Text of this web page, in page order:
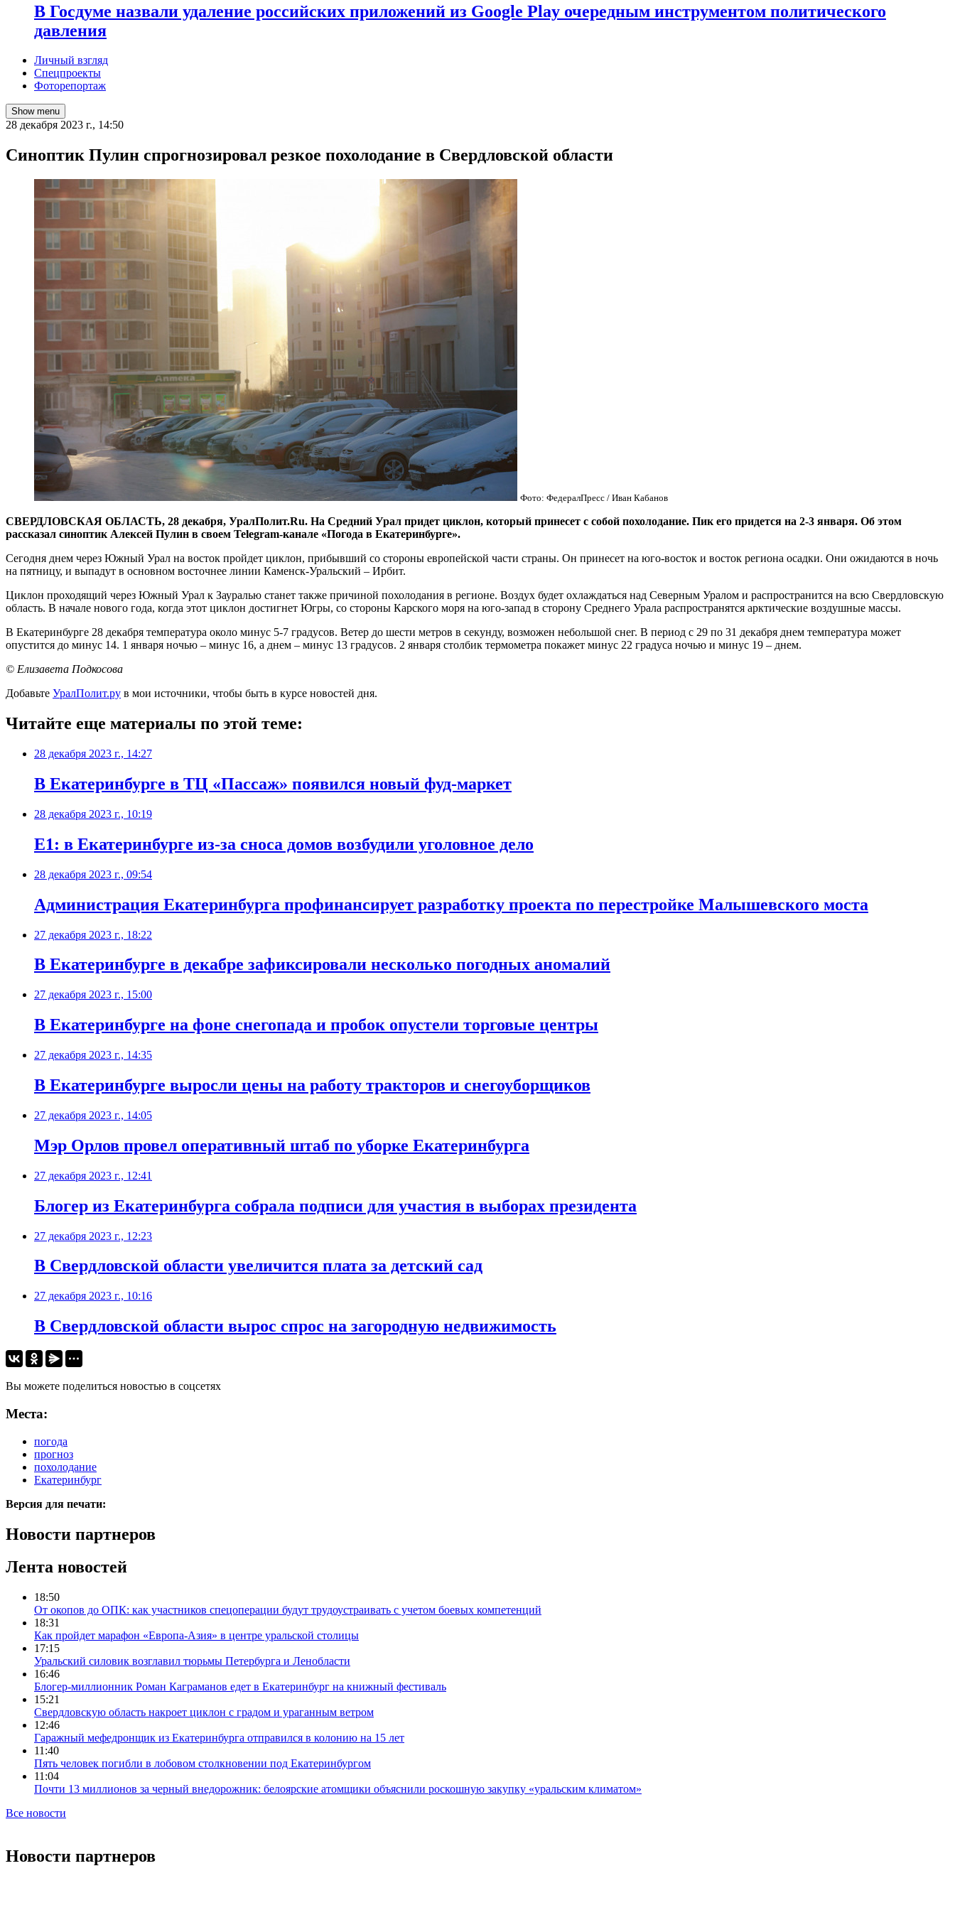
В Госдуме назвали удаление российских приложений из Google Play очередным инструментом политического
давления
Личный взгляд
Спецпроекты
Фоторепортаж
Show menu
28 декабря 2023 г., 14:50
Синоптик Пулин спрогнозировал резкое похолодание в Свердловской области
Фото: ФедералПресс / Иван Кабанов
СВЕРДЛОВСКАЯ ОБЛАСТЬ, 28 декабря, УралПолит.Ru. На Средний Урал придет циклон, который принесет с собой похолодание. Пик его придется на 2-3 января. Об этом
рассказал синоптик Алексей Пулин в своем Telegram-канале «Погода в Екатеринбурге».
Сегодня днем через Южный Урал на восток пройдет циклон, прибывший со стороны европейской части страны. Он принесет на юго-восток и восток региона осадки. Они ожидаются в ночь
на пятницу, и выпадут в основном восточнее линии Каменск-Уральский – Ирбит.
Циклон проходящий через Южный Урал к Зауралью станет также причиной похолодания в регионе. Воздух будет охлаждаться над Северным Уралом и распространится на всю Свердловскую
область. В начале нового года, когда этот циклон достигнет Югры, со стороны Карского моря на юго-запад в сторону Среднего Урала распространятся арктические воздушные массы.
В Екатеринбурге 28 декабря температура около минус 5-7 градусов. Ветер до шести метров в секунду, возможен небольшой снег. В период с 29 по 31 декабря днем температура может
опустится до минус 14. 1 января ночью – минус 16, а днем – минус 13 градусов. 2 января столбик термометра покажет минус 22 градуса ночью и минус 19 – днем.
© Елизавета Подкосова
Добавьте УралПолит.ру в мои источники, чтобы быть в курсе новостей дня.
Читайте еще материалы по этой теме:
28 декабря 2023 г., 14:27
В Екатеринбурге в ТЦ «Пассаж» появился новый фуд-маркет
28 декабря 2023 г., 10:19
Е1: в Екатеринбурге из-за сноса домов возбудили уголовное дело
28 декабря 2023 г., 09:54
Администрация Екатеринбурга профинансирует разработку проекта по перестройке Малышевского моста
27 декабря 2023 г., 18:22
В Екатеринбурге в декабре зафиксировали несколько погодных аномалий
27 декабря 2023 г., 15:00
В Екатеринбурге на фоне снегопада и пробок опустели торговые центры
27 декабря 2023 г., 14:35
В Екатеринбурге выросли цены на работу тракторов и снегоуборщиков
27 декабря 2023 г., 14:05
Мэр Орлов провел оперативный штаб по уборке Екатеринбурга
27 декабря 2023 г., 12:41
Блогер из Екатеринбурга собрала подписи для участия в выборах президента
27 декабря 2023 г., 12:23
В Свердловской области увеличится плата за детский сад
27 декабря 2023 г., 10:16
В Свердловской области вырос спрос на загородную недвижимость
Вы можете поделиться новостью в соцсетях
Места:
погода
прогноз
похолодание
Екатеринбург
Версия для печати:
Новости партнеров
Лента новостей
18:50
От окопов до ОПК: как участников спецоперации будут трудоустраивать с учетом боевых компетенций
18:31
Как пройдет марафон «Европа-Азия» в центре уральской столицы
17:15
Уральский силовик возглавил тюрьмы Петербурга и Ленобласти
16:46
Блогер-миллионник Роман Каграманов едет в Екатеринбург на книжный фестиваль
15:21
Свердловскую область накроет циклон с градом и ураганным ветром
12:46
Гаражный мефедронщик из Екатеринбурга отправился в колонию на 15 лет
11:40
Пять человек погибли в лобовом столкновении под Екатеринбургом
11:04
Почти 13 миллионов за черный внедорожник: белоярские атомщики объяснили роскошную закупку «уральским климатом»
Все новости
Новости партнеров